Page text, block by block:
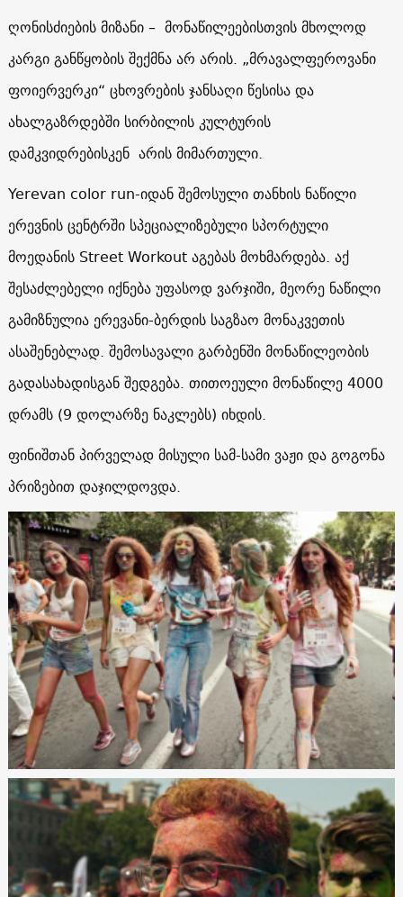
ღონისძიების მიზანი – მონაწილეებისთვის მხოლოდ
კარგი განწყობის შექმნა არ არის. „მრავალფეროვანი
ფოიერვერკი“ ცხოვრების ჯანსაღი წესისა და
ახალგაზრდებში სირბილის კულტურის
დამკვიდრებისკენ არის მიმართული.
Yerevan color run-იდან შემოსული თანხის ნაწილი
ერევნის ცენტრში სპეციალიზებული სპორტული
მოედანის Street Workout აგებას მოხმარდება. აქ
შესაძლებელი იქნება უფასოდ ვარჯიში, მეორე ნაწილი
გამიზნულია ერევანი-ბერდის საგზაო მონაკვეთის
ასაშენებლად. შემოსავალი გარბენში მონაწილეობის
გადასახადისგან შედგება. თითოეული მონაწილე 4000
დრამს (9 დოლარზე ნაკლებს) იხდის.
ფინიშთან პირველად მისული სამ-სამი ვაჟი და გოგონა
პრიზებით დაჯილდოვდა.